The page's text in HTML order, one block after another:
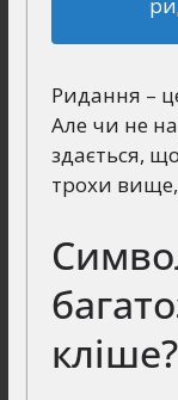
Ридання –
Але чи не
здається,
трохи вище,
кліше?